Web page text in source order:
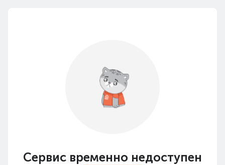
Сервис временно недоступен